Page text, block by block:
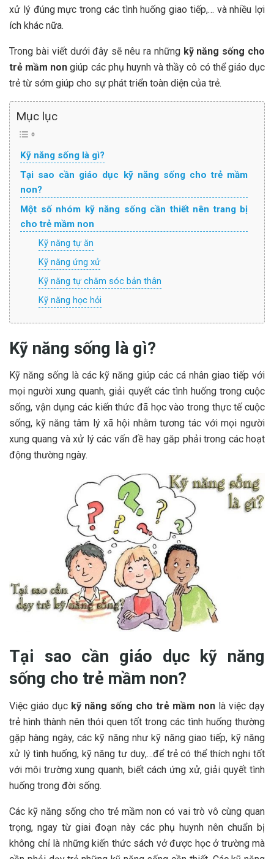
xử lý đúng mực trong các tình huống giao tiếp,… và nhiều lợi
ích khác nữa.
Trong bài viết dưới đây sẽ nêu ra những kỹ năng sống cho
trẻ mầm non giúp các phụ huynh và thầy cô có thể giáo dục
trẻ từ sớm giúp cho sự phát triển toàn diện của trẻ.
Mục lục
Kỹ năng sống là gì?
Tại sao cần giáo dục kỹ năng sống cho trẻ mầm
non?
Một số nhóm kỹ năng sống cần thiết nên trang bị
cho trẻ mầm non
Kỹ năng tự ăn
Kỹ năng ứng xử
Kỹ năng tự chăm sóc bản thân
Kỹ năng học hỏi
Kỹ năng sống là gì?
Kỹ năng sống là các kỹ năng giúp các cá nhân giao tiếp với
mọi người xung quanh, giải quyết các tình huống trong cuộc
sống, vận dụng các kiến thức đã học vào trong thực tế cuộc
sống, kỹ năng tâm lý xã hội nhằm tương tác với mọi người
xung quang và xử lý các vấn đề hay găp phải trong các hoạt
động thường ngày.
Tại sao cần giáo dục kỹ năng
sống cho trẻ mầm non?
Việc giáo dục kỹ năng sống cho trẻ mầm non là việc dạy
trẻ hình thành nên thói quen tốt trong các tình huống thường
gặp hàng ngày, các kỹ năng như kỹ năng giao tiếp, kỹ năng
xử lý tình huống, kỹ năng tư duy,…để trẻ có thể thích nghi tốt
với môi trường xung quanh, biết cách ứng xử, giải quyết tình
huống trong đời sống.
Các kỹ năng sống cho trẻ mầm non có vai trò vô cùng quan
trọng, ngay từ giai đoạn này các phụ huynh nên chuẩn bị
không chỉ là những kiến thức sách vở được học ở trường mà